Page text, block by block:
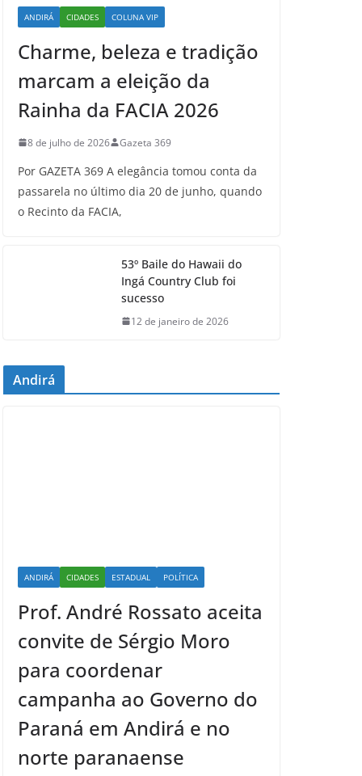
ANDIRÁ CIDADES COLUNA VIP
Charme, beleza e tradição
marcam a eleição da
Rainha da FACIA 2026
8 de julho de 2026 Gazeta 369
Por GAZETA 369 A elegância tomou conta da
passarela no último dia 20 de junho, quando
o Recinto da FACIA,
53º Baile do Hawaii do
Ingá Country Club foi
sucesso
12 de janeiro de 2026
Andirá
ANDIRÁ CIDADES ESTADUAL POLÍTICA
Prof. André Rossato aceita
convite de Sérgio Moro
para coordenar
campanha ao Governo do
Paraná em Andirá e no
norte paranaense